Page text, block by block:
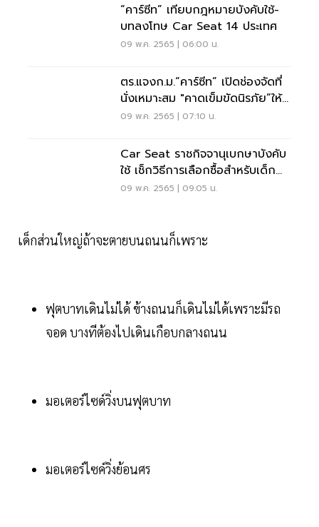
“คาร์ซีท” เทียบกฎหมายบังคับใช้-
บทลงโทษ Car Seat 14 ประเทศ
09 พ.ค. 2565 | 06:00 น.
ตร.แจงก.ม.“คาร์ซีท” เปิดช่องจัดที่
นั่งเหมาะสม "คาดเข็มขัดนิรภัย”ให้
ก็ได้
09 พ.ค. 2565 | 07:10 น.
Car Seat ราชกิจจานุเบกษาบังคับ
ใช้ เช็กวิธีการเลือกซื้อสำหรับเด็ก
เล็กดูเลย
09 พ.ค. 2565 | 09:05 น.
เด็กส่วนใหญ่ถ้าจะตายบนถนนก็เพราะ
ฟุตบาทเดินไม่ได้ ข้างถนนก็เดินไม่ได้เพราะมีรถ
จอด บางทีต้องไปเดินเกือบกลางถนน
มอเตอร์ไซด์วิ่งบนฟุตบาท
มอเตอร์ไซค์วิ่งย้อนศร